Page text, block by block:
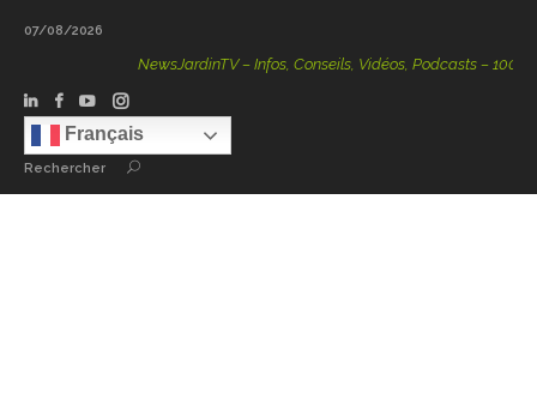
07/08/2026
NewsJardinTV – Infos, Conseils, Vidéos, Podcasts – 100 %
Français
Rechercher